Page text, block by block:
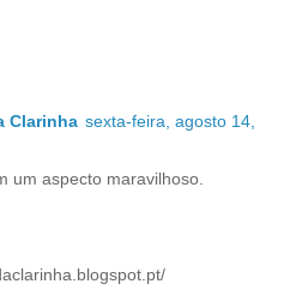
Clarinha sexta-feira, agosto 14,
um aspecto maravilhoso.